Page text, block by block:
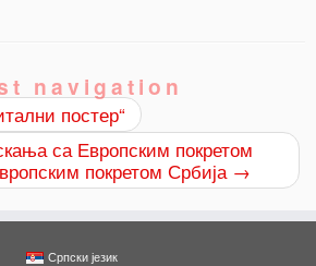
navigation
постер“
са Европским покретом
покретом Србија →
Српски језик